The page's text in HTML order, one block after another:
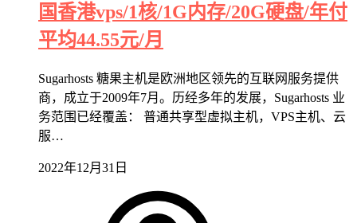
国香港vps/1核/1G内存/20G硬盘/年付
平均44.55元/月
Sugarhosts 糖果主机是欧洲地区领先的互联网服务提供
商，成立于2009年7月。历经多年的发展，Sugarhosts 业
务范围已经覆盖： 普通共享型虚拟主机，VPS主机、云
服…
2022年12月31日